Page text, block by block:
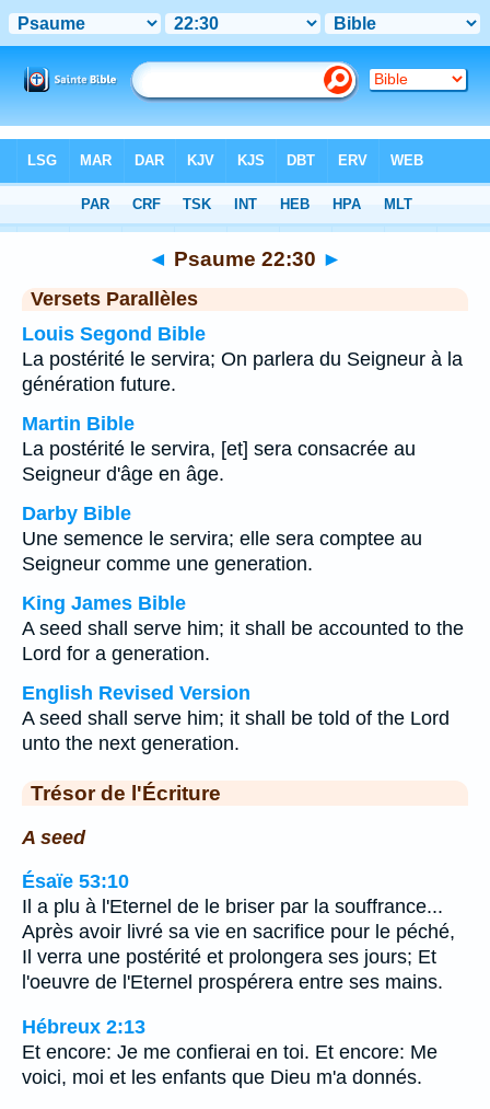
Chapitre 22> Verset 30
◄ Psaume 22:30 ►
Versets Parallèles
Louis Segond Bible
La postérité le servira; On parlera du Seigneur à la
génération future.
Martin Bible
La postérité le servira, [et] sera consacrée au
Seigneur d'âge en âge.
Darby Bible
Une semence le servira; elle sera comptee au
Seigneur comme une generation.
King James Bible
A seed shall serve him; it shall be accounted to the
Lord for a generation.
English Revised Version
A seed shall serve him; it shall be told of the Lord
unto the next generation.
Trésor de l'Écriture
A seed
Ésaïe 53:10
Il a plu à l'Eternel de le briser par la souffrance...
Après avoir livré sa vie en sacrifice pour le péché,
Il verra une postérité et prolongera ses jours; Et
l'oeuvre de l'Eternel prospérera entre ses mains.
Hébreux 2:13
Et encore: Je me confierai en toi. Et encore: Me
voici, moi et les enfants que Dieu m'a donnés.